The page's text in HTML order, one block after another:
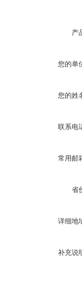
产
您的单
您的姓
联系电
常用邮
省
详细地
补充说